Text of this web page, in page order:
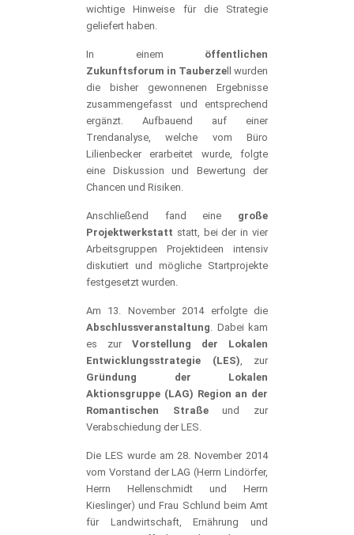
wichtige Hinweise für die Strategie
geliefert haben.
In einem öffentlichen
Zukunftsforum in Tauberze ll wurden
die bisher gewonnenen Ergebnisse
zusammengefasst und entsprechend
ergänzt. Aufbauend auf einer
Trendanalyse, welche vom Büro
Lilienbecker erarbeitet wurde, folgte
eine Diskussion und Bewertung der
Chancen und Risiken.
Anschließend fand eine große
Projektwerkstatt statt, bei der in vier
Arbeitsgruppen Projektideen intensiv
diskutiert und mögliche Startprojekte
festgesetzt wurden.
Am 13. November 2014 erfolgte die
Abschlussveranstaltung. Dabei kam
es zur Vorstellung der Lokalen
Entwicklungsstrategie (LES), zur
Gründung der Lokalen
Aktionsgruppe (LAG) Region an der
Romantischen Straßeund zur
Verabschiedung der LES.
Die LES wurde am 28. November 2014
vom Vorstand der LAG (Herrn Lindörfer,
Herrn Hellenschmidt und Herrn
Kieslinger) und Frau Schlund beim Amt
für Landwirtschaft, Ernährung und